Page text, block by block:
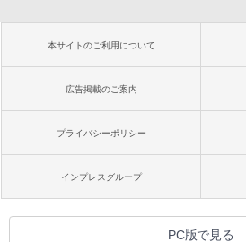
本サイトのご利用について
広告掲載のご案内
プライバシーポリシー
インプレスグループ
PC版で見る